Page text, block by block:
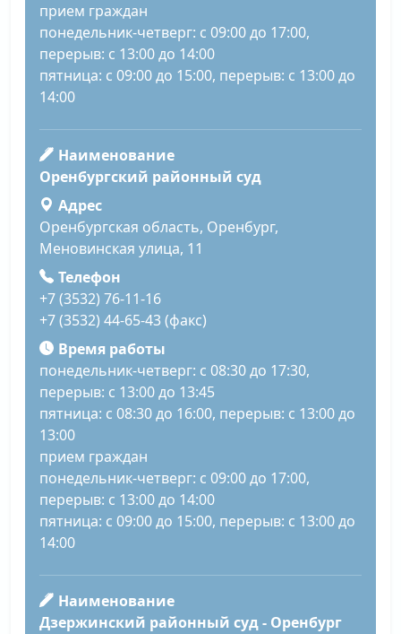
прием граждан
понедельник-четверг: с 09:00 до 17:00,
перерыв: с 13:00 до 14:00
пятница: с 09:00 до 15:00, перерыв: с 13:00 до
14:00
Наименование
Оренбургский районный суд
Адрес
Оренбургская область, Оренбург,
Меновинская улица, 11
Телефон
+7 (3532) 76-11-16
+7 (3532) 44-65-43 (факс)
Время работы
понедельник-четверг: с 08:30 до 17:30,
перерыв: с 13:00 до 13:45
пятница: с 08:30 до 16:00, перерыв: с 13:00 до
13:00
прием граждан
понедельник-четверг: с 09:00 до 17:00,
перерыв: с 13:00 до 14:00
пятница: с 09:00 до 15:00, перерыв: с 13:00 до
14:00
Наименование
Дзержинский районный суд - Оренбург